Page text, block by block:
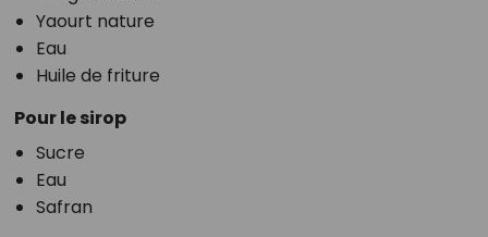
Yaourt nature
Eau
Huile de friture
Pour le sirop
Sucre
Eau
Safran